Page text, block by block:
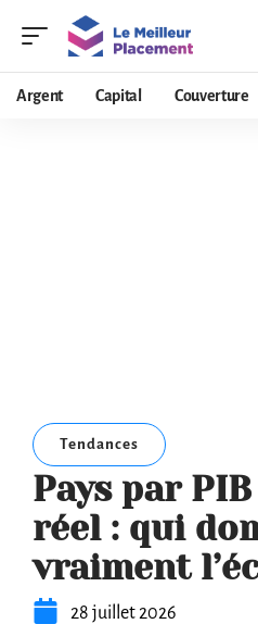
Argent Capital Couverture
Tendances
Pays par
réel : qui
vraiment
28 juillet 2026